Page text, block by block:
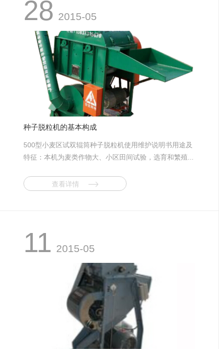
28 2015-05
种子脱粒机的基本构成
500型小麦区试双辊筒种子脱粒机使用维护说明书用途及
特征：本机为麦类作物大、小区田间试验，选育和繁殖...
查看详情
11 2015-05